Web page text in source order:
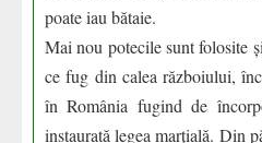
poate iau bătaie.
Mai nou potecile sunt folosite
ce fug din calea războiului,
în România fugind de
instaurată legea marțială. Din